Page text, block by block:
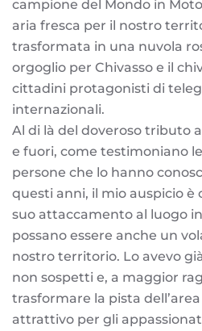
campione del Mondo in
aria fresca per il nostro
trasformata in una nuvola
orgoglio per Chivasso e il
cittadini protagonisti di
internazionali.
Al di là del doveroso tributo
e fuori, come testimoniano
persone che lo hanno
questi anni, il mio auspicio è
suo attaccamento al luogo
possano essere anche un
nostro territorio. Lo avevo
non sospetti e, a maggior
trasformare la pista
attrattivo per gli